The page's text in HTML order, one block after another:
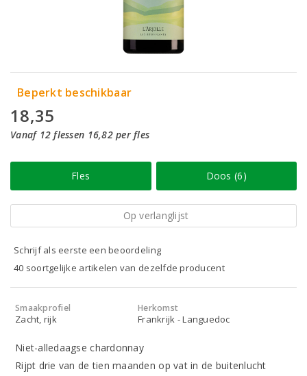
Beperkt beschikbaar
18,35
Vanaf 12 flessen 16,82 per fles
Fles Doos (6)
Op verlanglijst
Schrijf als eerste een beoordeling
40 soortgelijke artikelen van dezelfde producent
Smaakprofiel
Zacht, rijk
Herkomst
Frankrijk - Languedoc
Niet-alledaagse chardonnay
Rijpt drie van de tien maanden op vat in de buitenlucht